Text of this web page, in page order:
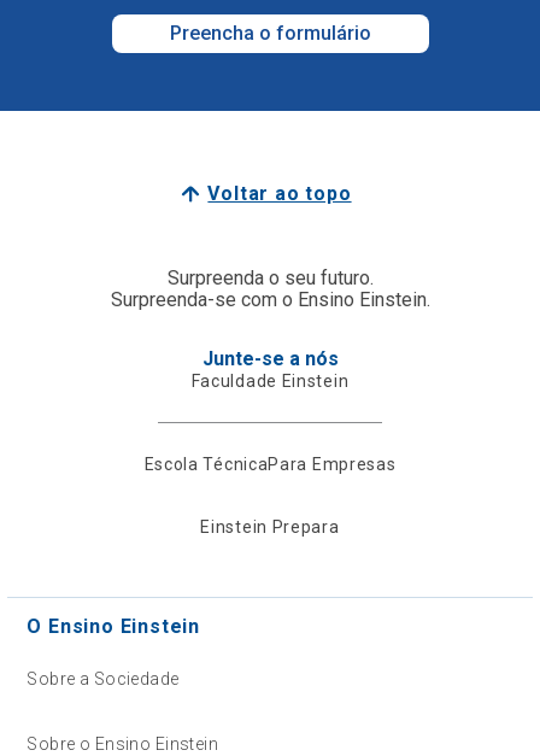
Preencha o formulário
Voltar ao topo
Surpreenda o seu futuro.
Surpreenda-se com o Ensino Einstein.
Junte-se a nós
Faculdade Einstein
Escola TécnicaPara Empresas
Einstein Prepara
O Ensino Einstein
Sobre a Sociedade
Sobre o Ensino Einstein